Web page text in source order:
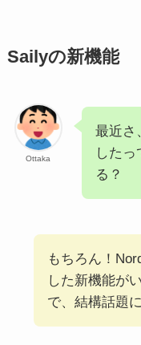
Sailyの新機能
Ottaka
最近さ
した
る？
もちろん！
した新機能が
で、結構話題